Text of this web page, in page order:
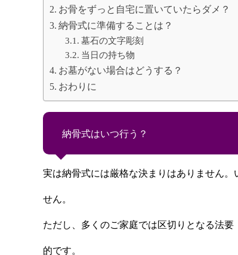
お骨をずっと自宅に置いていたらダメ？
納骨式に準備することは？
墓石の文字彫刻
当日の持ち物
お墓がない場合はどうする？
おわりに
納骨式はいつ行う？
実は納骨式には厳格な決まりはありません
せん。
ただし、多くのご家庭では区切りとなる法
的です。